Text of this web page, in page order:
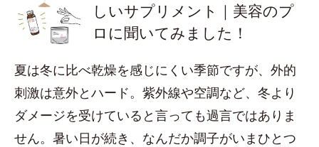
しいサプリメント｜美容のプ
ロに聞いてみました！
夏は冬に比べ乾燥を感じにくい季節ですが、外的
刺激は意外とハード。紫外線や空調など、冬より
ダメージを受けていると言っても過言ではありま
せん。暑い日が続き、なんだか調子がいまひとつ